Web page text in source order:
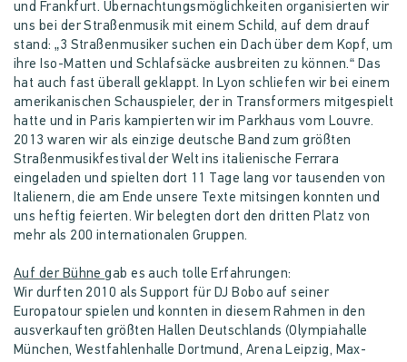
und Frankfurt. Übernachtungsmöglichkeiten organisierten wir
uns bei der Straßenmusik mit einem Schild, auf dem drauf
stand: „3 Straßenmusiker suchen ein Dach über dem Kopf, um
ihre Iso-Matten und Schlafsäcke ausbreiten zu können.“ Das
hat auch fast überall geklappt. In Lyon schliefen wir bei einem
amerikanischen Schauspieler, der in Transformers mitgespielt
hatte und in Paris kampierten wir im Parkhaus vom Louvre.
2013 waren wir als einzige deutsche Band zum größten
Straßenmusikfestival der Welt ins italienische Ferrara
eingeladen und spielten dort 11 Tage lang vor tausenden von
Italienern, die am Ende unsere Texte mitsingen konnten und
uns heftig feierten. Wir belegten dort den dritten Platz von
mehr als 200 internationalen Gruppen.
Auf der Bühnegab es auch tolle Erfahrungen:
Wir durften 2010 als Support für DJ Bobo auf seiner
Europatour spielen und konnten in diesem Rahmen in den
ausverkauften größten Hallen Deutschlands (Olympiahalle
München, Westfahlenhalle Dortmund, Arena Leipzig, Max-